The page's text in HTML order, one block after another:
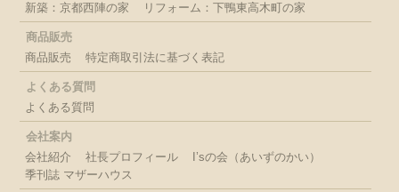
新築：京都西陣の家
リフォーム：下鴨東高木町の家
商品販売
商品販売
特定商取引法に基づく表記
よくある質問
よくある質問
会社案内
会社紹介
社長プロフィール
I’sの会（あいずのかい）
季刊誌 マザーハウス